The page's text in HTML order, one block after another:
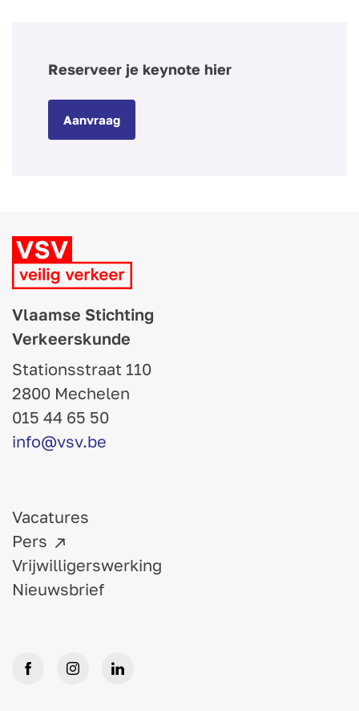
Reserveer je keynote hier
Aanvraag
Vlaamse Stichting
Verkeerskunde
Stationsstraat 110
2800 Mechelen
015 44 65 50
info@vsv.be
Vacatures
Pers
Vrijwilligerswerking
Nieuwsbrief